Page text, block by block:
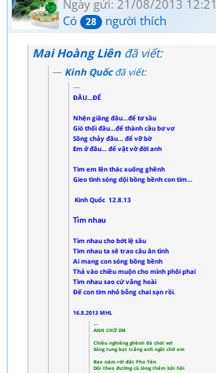
Ngày gửi: 21/08/2013 12:21
Có
28 người thích
Mai Hoàng Liên đã viết:
Kinh Quốcđã viết:
ĐÂU…ĐỂ
Nhện giăng đâu…để tơ sầu
Gió thổi đâu…để thành cầu bơ vơ
Sông chảy đâu… để vỡ bờ
Em ở đâu… để vật vờ đời anh
Tìm em lên thác xuống ghềnh
Gieo tình sóng dội bồng bềnh con tim…
Kinh Quốc 12.8.13
Tìm nhau
Tìm nhau cho bớt lệ sầu
Tìm nhau ta sẽ trao câu ân tình
Ai mang con sóng bồng bềnh
Thả vào chiều muộn cho mình phôi phai
Tìm nhau sao cứ vắng hoài
Để con tim nhỏ bỗng chai sạn rồi.
16.8.2013 MHL
ANH CHỜ EM
Chiều nghiêng ghềnh đá chơi vơi
Sóng tung bọt trắng anh ngồi chờ em
Bao năm rời đất Phú Yên
Dõi theo đường cũ lòng thêm bồi hồi